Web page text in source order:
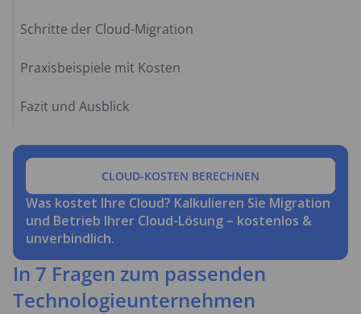
Schritte der Cloud-Migration
Praxisbeispiele mit Kosten
Fazit und Ausblick
Was kostet Ihre Cloud? Kalkulieren Sie Migration
und Betrieb Ihrer Cloud-Lösung – kostenlos &
unverbindlich.
CLOUD-KOSTEN BERECHNEN
In 7 Fragen zum passenden
Technologieunternehmen